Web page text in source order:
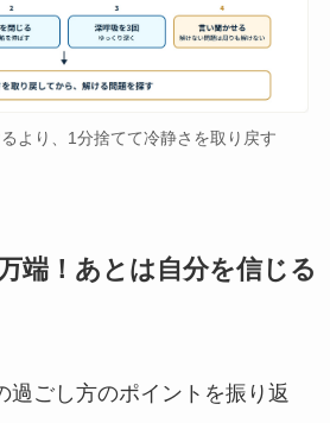
より、1分捨てて冷静さを取り戻す
端！あとは自分を信じる
過ごし方のポイントを振り返